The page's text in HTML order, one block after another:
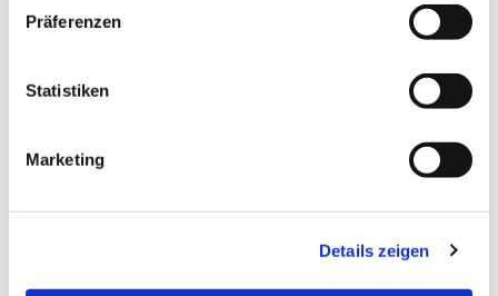
Präferenzen
Statistiken
Marketing
Details zeigen
Dies könnte Sie auch interessieren